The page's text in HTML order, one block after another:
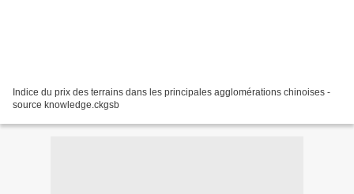
Indice du prix des terrains dans les principales agglomérations chinoises -
source knowledge.ckgsb